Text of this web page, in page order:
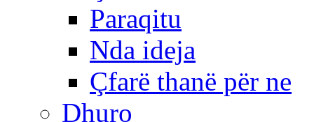
Paraqitu
Nda ideja
Çfarë thanë për ne
Dhuro